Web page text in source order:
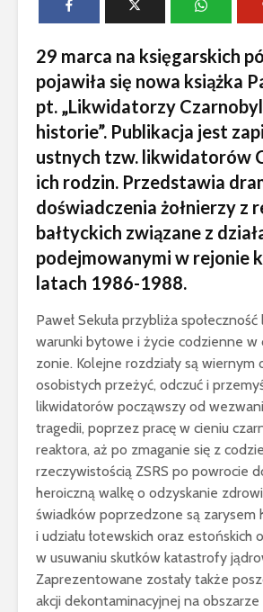
29 marca na księgarskich
pojawiła się nowa książka
pt. „Likwidatorzy
historie”. Publikacja jest
ustnych tzw. likwidatorów
ich rodzin. Przedstawia
doświadczenia żołnierzy z
bałtyckich związane z
podejmowanymi w rejonie
latach 1986-1988.
Paweł Sekuła przybliża
warunki bytowe i życie codzienne w
zonie. Kolejne rozdziały są
osobistych przeżyć, odczuć i
likwidatorów począwszy od
tragedii, poprzez pracę w cieniu
reaktora, aż po zmaganie się z
rzeczywistością ZSRS po powrocie
heroiczną walkę o odzyskanie
świadków poprzedzone są zarysem
i udziału łotewskich oraz estońskich
w usuwaniu skutków katastrofy
Zaprezentowane zostały także
akcji dekontaminacyjnej na obszarze